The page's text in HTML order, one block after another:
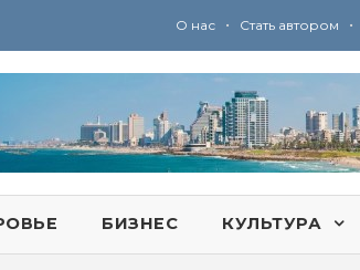
Ю
ридические услуги адвокатской коллегии «Эли Гервиц»: полное сопровождение на всех этапах
О нас • Стать автором •
БИЗНЕС КУЛЬТУРА